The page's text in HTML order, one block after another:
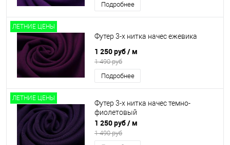
Подробнее
ЛЕТНИЕ ЦЕНЫ
Футер 3-х нитка начес ежевика
1 250 руб/ м
1 490 руб
Подробнее
ЛЕТНИЕ ЦЕНЫ
Футер 3-х нитка начес темно-
фиолетовый
1 250 руб/ м
1 490 руб